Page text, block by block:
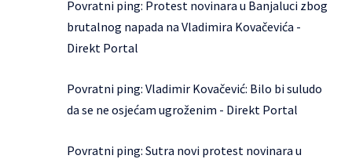
Povratni ping: Protest novinara u Banjaluci zbog
brutalnog napada na Vladimira Kovačevića -
Direkt Portal
Povratni ping: Vladimir Kovačević: Bilo bi suludo
da se ne osjećam ugroženim - Direkt Portal
Povratni ping: Sutra novi protest novinara u